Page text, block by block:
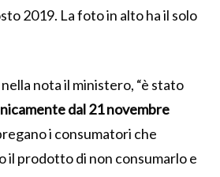
2019. La foto in alto ha il solo
nota il ministero, “è stato
dal 21 novembre
i consumatori che
il prodotto di non consumarlo e